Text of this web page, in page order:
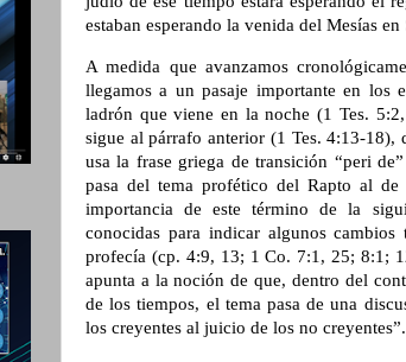
estaban esperando la venida del Mesías en
A medida que avanzamos
llegamos a un pasaje importante en los
ladrón que viene en la noche (1 Tes.
sigue al párrafo anterior (1 Tes. 4:13-18),
usa la frase griega de transición “peri
pasa del tema profético del Rapto al
importancia de este término de la
conocidas para indicar algunos
profecía (cp. 4:9, 13; 1 Co. 7:1, 25; 8:1;
apunta a la noción de que, dentro del
de los tiempos, el tema pasa de una
los creyentes al juicio de los no creyentes”.